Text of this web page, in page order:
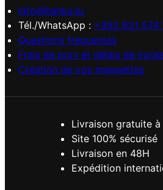
info@hanko.lu
Tél./WhatsApp : +352 621 574
Questions fréquentes
Frais de port et délais de
Création de vos maquettes
Livraison gratuite
Site 100% sécurisé
Livraison en 48H
Expédition